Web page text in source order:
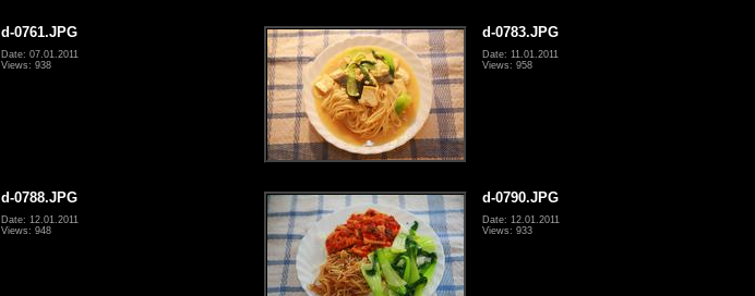
d-0761.JPG
Date: 07.01.2011
Views: 938
d-0783.JPG
Date: 11.01.2011
Views: 958
d-0788.JPG
Date: 12.01.2011
Views: 948
d-0790.JPG
Date: 12.01.2011
Views: 933